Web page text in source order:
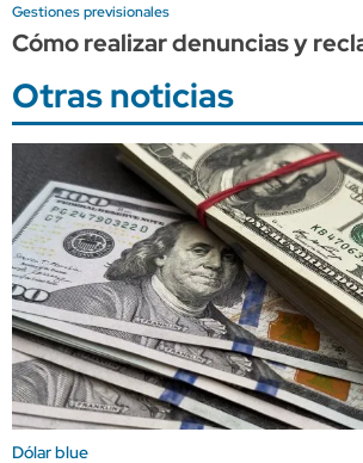
Gestiones previsionales
Cómo realizar denuncias y
Otras noticias
Dólar blue